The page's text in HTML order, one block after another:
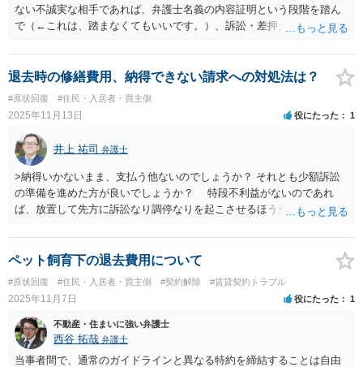
ない不誠実な相手であれば、弁護士名義の内容証明という段階を踏ん
で（←これは、踏まなくてもいいです。）、訴訟・差押えというの
す。ビジネス上しかつながっていない相手であれば、ちゅうちょする
必要もないように思います。
退去時の修繕費用、納得できない請求への対処法は？
#原状回復 #住民・入居者・買主側
2025年11月13日 役にたった 1
井上 祐司 弁護士
>納得いかないまま、支払う他ないのでしょうか？ それとも少額訴訟
の準備を進めた方が良いでしょうか？ 特段不利益がないのであれ
ば、放置して先方に訴訟なり調停なりを起こさせるほうが良いと思い
う必要があるのでしょうから、その場合には訴訟によったほうが良い
と思います。 >「国土交通省のガイドラインは法的効力や遵守すべき
ものではない」 ということはありませんし、請求がどんどん減額さ
れていることから、根拠のある請求とは思えません。
ペット飼育下の退去費用について
#原状回復 #住民・入居者・買主側 #契約解除 #賃貸契約トラブル
2025年11月7日 役にたった 1
不動産・住まいに強い弁護士
西谷 拓哉 弁護士
当事者間で、通常のガイドラインと異なる特約を締結することは自由